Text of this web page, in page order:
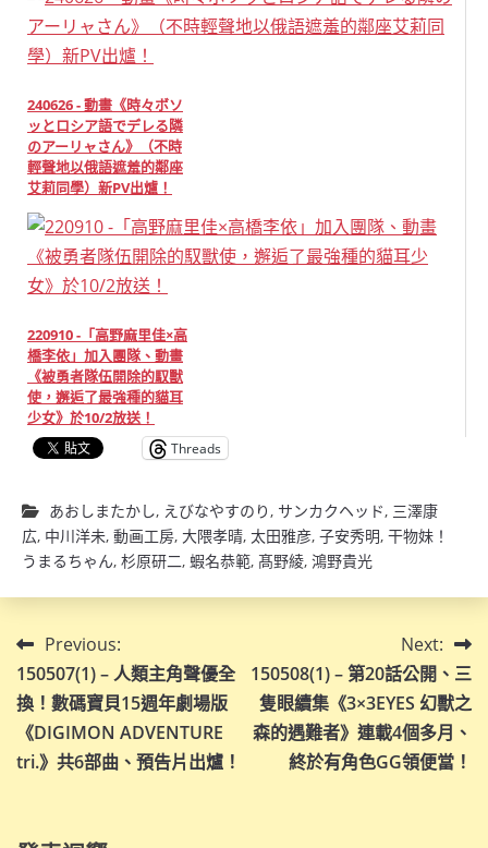
240626 - 動畫《時々ボソ
ッとロシア語でデレる隣
のアーリャさん》（不時
輕聲地以俄語遮羞的鄰座
艾莉同學）新PV出爐！
220910 -「高野麻里佳×高
橋李依」加入團隊、動畫
《被勇者隊伍開除的馭獸
使，邂逅了最強種的貓耳
少女》於10/2放送！
Threads
あおしまたかし, えびなやすのり, サンカクヘッド, 三澤康
広, 中川洋未, 動画工房, 大隈孝晴, 太田雅彦, 子安秀明, 干物妹！
うまるちゃん, 杉原研二, 蝦名恭範, 髙野綾, 鴻野貴光
文
章
導
覽
Previous:
150507(1) – 人類主角聲優全
換！數碼寶貝15週年劇場版
《DIGIMON ADVENTURE
tri.》共6部曲、預告片出爐！
Next:
150508(1) – 第20話公開、三
隻眼續集《3×3EYES 幻獸之
森的遇難者》連載4個多月、
終於有角色GG領便當！